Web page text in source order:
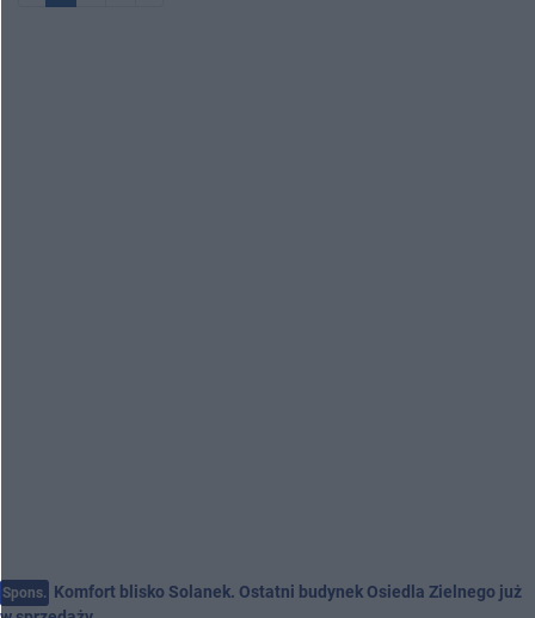
Spons. Komfort blisko Solanek. Ostatni budynek Osiedla Zielnego już